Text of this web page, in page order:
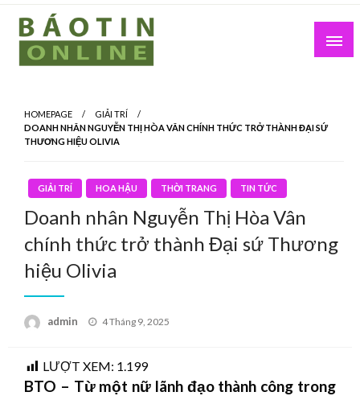
Skip
content
HOMEPAGE
GIẢI TRÍ
DOANH NHÂN NGUYỄN THỊ HÒA VÂN CHÍNH THỨC TRỞ THÀNH ĐẠI SỨ
THƯƠNG HIỆU OLIVIA
GIẢI TRÍ HOA HẬU THỜI TRANG TIN TỨC
Doanh nhân Nguyễn Thị Hòa Vân
chính thức trở thành Đại sứ Thương
hiệu Olivia
admin
Posted
4 Tháng 9, 2025
LƯỢT XEM: 1.199
BTO – Từ một nữ lãnh đạo thành công trong